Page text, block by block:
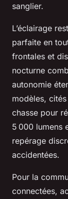
sanglier.
L’éclairage
parfaite en
frontales et
nocturne
autonomie
modèles,
chasse pour
5 000 lumens
repérage
accidentées.
Pour la
connectées,